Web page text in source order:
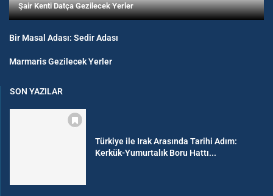
Şair Kenti Datça Gezilecek Yerler
Bir Masal Adası: Sedir Adası
Marmaris Gezilecek Yerler
SON YAZILAR
Türkiye ile Irak Arasında Tarihi Adım:
Kerkük-Yumurtalık Boru Hattı...